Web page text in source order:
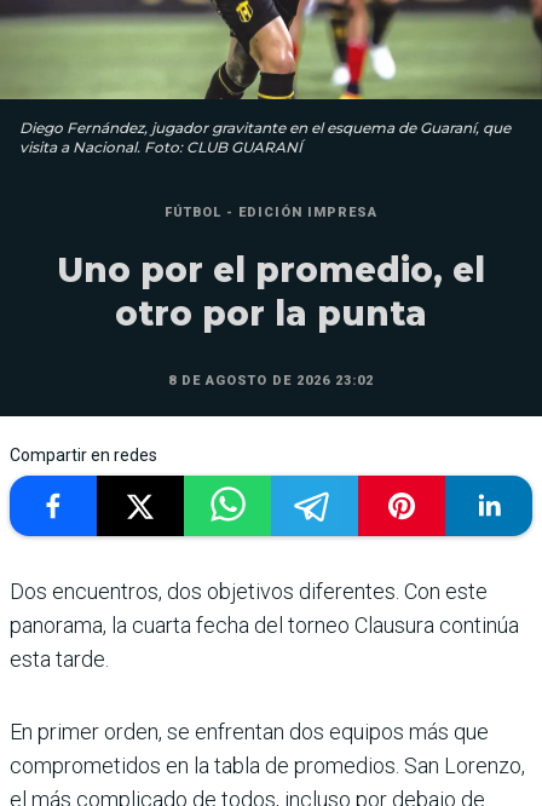
Diego Fernández, jugador gravitante en el esquema de Guaraní, que
visita a Nacional. Foto: CLUB GUARANÍ
FÚTBOL - EDICIÓN IMPRESA
Uno por el promedio, el
otro por la punta
8 DE AGOSTO DE 2026 23:02
Compartir en redes
Dos encuentros, dos objetivos diferen­tes. Con este
pano­rama, la cuarta fecha del tor­neo Clausura continúa
esta tarde.
En primer orden, se enfren­tan dos equipos más que
com­prometidos en la tabla de pro­medios. San Lorenzo,
el más complicado de todos, incluso por debajo de